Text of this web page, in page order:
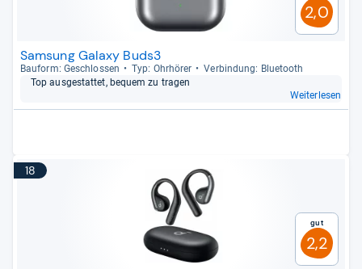
2,0
Samsung Galaxy Buds3
Bau­form: Geschlos­sen Typ: Ohr­hö­rer
Ver­bin­dung: Blue­tooth
Top aus­ge­stat­tet, bequem zu tra­gen
Weiterlesen
18
Gut
2,2